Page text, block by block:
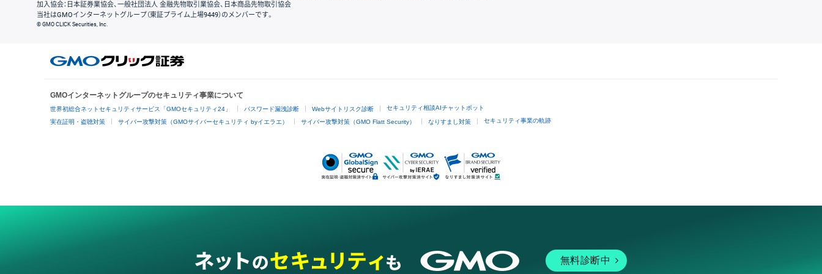
加入協会：日本証券業協会、一般社団法人 金融先物取引業協会、日本商品先物取引協会
当社はGMOインターネットグループ（東証プライム上場9449）のメンバーです。
© GMO CLICK Securities, Inc.
GMOインターネットグループのセキュリティ事業について
世界初総合ネットセキュリティサービス「GMOセキュリティ24」 パスワード漏洩診断 Webサイトリスク診断 セキュリティ相談AIチャットボット
実在証明・盗聴対策 サイバー攻撃対策（GMOサイバーセキュリティ byイエラエ） サイバー攻撃対策（GMO Flatt Security） なりすまし対策 セキュリティ事業の軌跡
無料診断中